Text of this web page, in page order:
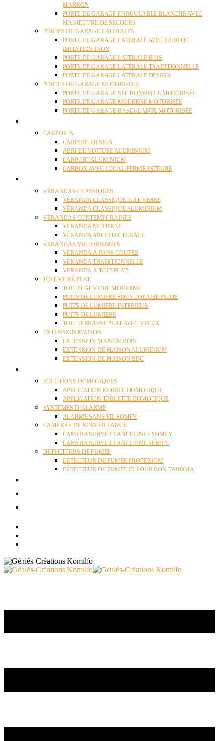
MARRON
PORTE DE GARAGE ENROULABLE BLANCHE AVEC
MANŒUVRE DE SECOURS
PORTES DE GARAGE LATÉRALES
PORTE DE GARAGE LATÉRALE AVEC HUBLOT
IMITATION INOX
PORTE DE GARAGE LATÉRALE BOIS
PORTE DE GARAGE LATÉRALE TRADITIONNELLE
PORTE DE GARAGE LATÉRALE DESIGN
PORTES DE GARAGE MOTORISÉES
PORTE DE GARAGE SECTIONNELLE MOTORISÉE
PORTE DE GARAGE MODERNE MOTORISÉE
PORTE DE GARAGE BASCULANTE MOTORISÉE
CARPORTS
CARPORT DESIGN
ABRI DE VOITURE ALUMINIUM
CARPORT ALUMINIUM
CARBOX AVEC LOCAL FERMÉ INTÉGRÉ
VÉRANDAS CLASSIQUES
VÉRANDA CLASSIQUE TOIT VERRE
VÉRANDA CLASSIQUE ALUMINIUM
VÉRANDAS CONTEMPORAINES
VÉRANDA MODERNE
VÉRANDA ARCHITECTURALE
VÉRANDAS VICTORIENNES
VÉRANDA À PANS COUPÉS
VÉRANDA TRADITIONNELLE
VÉRANDA À TOIT PLAT
TOIT VITRÉ PLAT
TOIT PLAT VITRE MODERNE
PUITS DE LUMIERE SOUS TOITURE PLATE
PUITS DE LUMIERE INTERIEUR
PUITS DE LUMIERE
TOIT TERRASSE PLAT AVEC VELUX
EXTENSION MAISON
EXTENSION MAISON BOIS
EXTENSION DE MAISON ALUMINIUM
EXTENSION DE MAISON BBC
SOLUTIONS DOMOTIQUES
APPLICATION MOBILE DOMOTIQUE
APPLICATION TABLETTE DOMOTIQUE
SYSTÈMES D’ALARME
ALARME SANS FIL SOMFY
CAMÉRAS DE SURVEILLANCE
CAMÉRA SURVEILLANCE ONE+ SOMFY
CAMÉRA SURVEILLANCE ONE SOMFY
DÉTECTEURS DE FUMÉE
DÉTECTEUR DE FUMÉE PROTEXIOM
DÉTECTEUR DE FUMÉE IO POUR BOX TAHOMA